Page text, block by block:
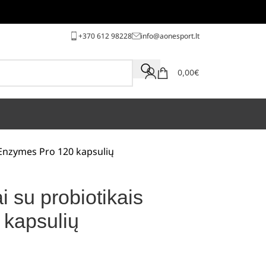
+370 612 98228 info@aonesport.lt
0,00€
Pro 120 kapsulių
su probiotikais